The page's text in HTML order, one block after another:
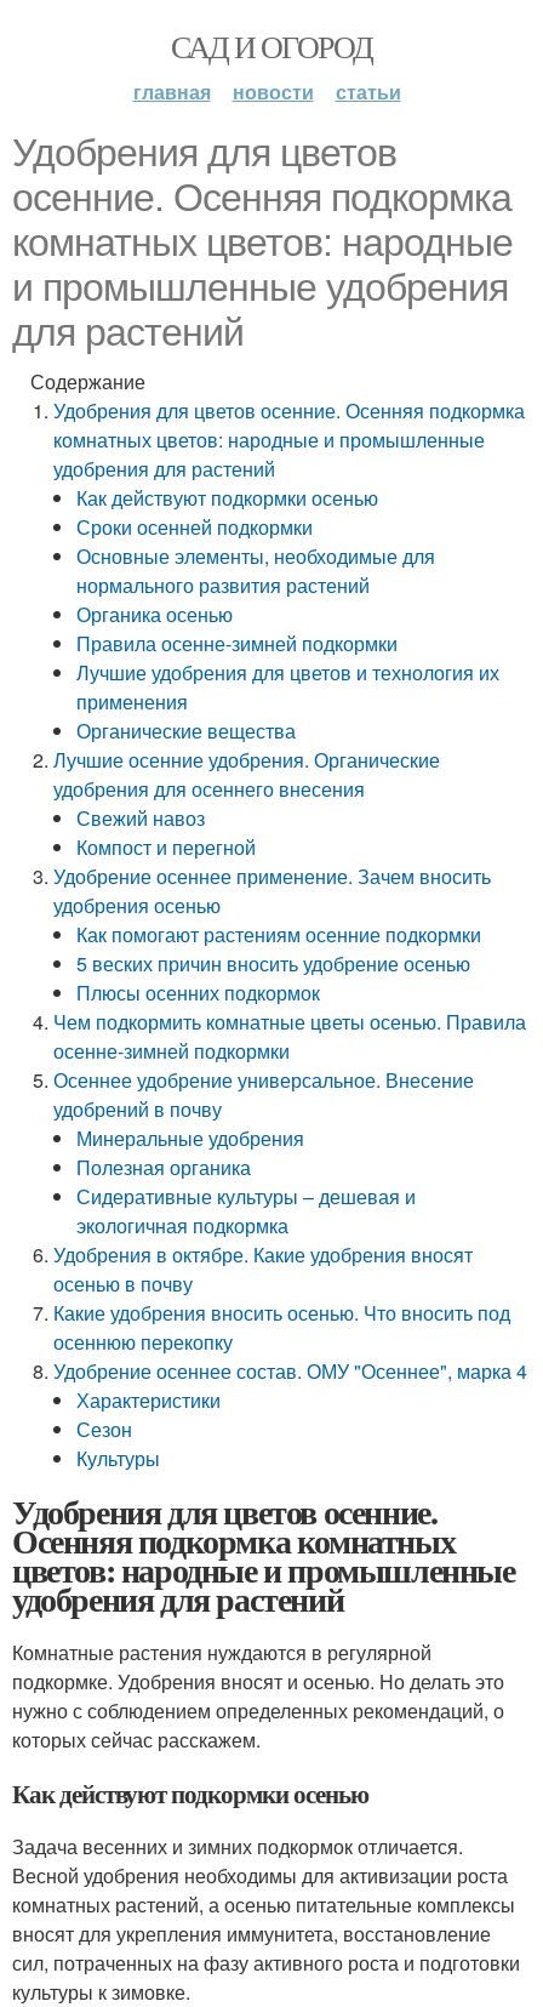
САД И ОГОРОД
главная новости статьи
Удобрения для цветов
осенние. Осенняя подкормка
комнатных цветов: народные
и промышленные удобрения
для растений
Содержание
Удобрения для цветов осенние. Осенняя подкормка
комнатных цветов: народные и промышленные
удобрения для растений
Как действуют подкормки осенью
Сроки осенней подкормки
Основные элементы, необходимые для
нормального развития растений
Органика осенью
Правила осенне-зимней подкормки
Лучшие удобрения для цветов и технология их
применения
Органические вещества
Лучшие осенние удобрения. Органические
удобрения для осеннего внесения
Свежий навоз
Компост и перегной
Удобрение осеннее применение. Зачем вносить
удобрения осенью
Как помогают растениям осенние подкормки
5 веских причин вносить удобрение осенью
Плюсы осенних подкормок
Чем подкормить комнатные цветы осенью. Правила
осенне-зимней подкормки
Осеннее удобрение универсальное. Внесение
удобрений в почву
Минеральные удобрения
Полезная органика
Сидеративные культуры – дешевая и
экологичная подкормка
Удобрения в октябре. Какие удобрения вносят
осенью в почву
Какие удобрения вносить осенью. Что вносить под
осеннюю перекопку
Удобрение осеннее состав. ОМУ "Осеннее", марка 4
Характеристики
Сезон
Культуры
Удобрения для цветов осенние.
Осенняя подкормка комнатных
цветов: народные и промышленные
удобрения для растений
Комнатные растения нуждаются в регулярной
подкормке. Удобрения вносят и осенью. Но делать это
нужно с соблюдением определенных рекомендаций, о
которых сейчас расскажем.
Как действуют подкормки осенью
Задача весенних и зимних подкормок отличается.
Весной удобрения необходимы для активизации роста
комнатных растений, а осенью питательные комплексы
вносят для укрепления иммунитета, восстановление
сил, потраченных на фазу активного роста и подготовки
культуры к зимовке.